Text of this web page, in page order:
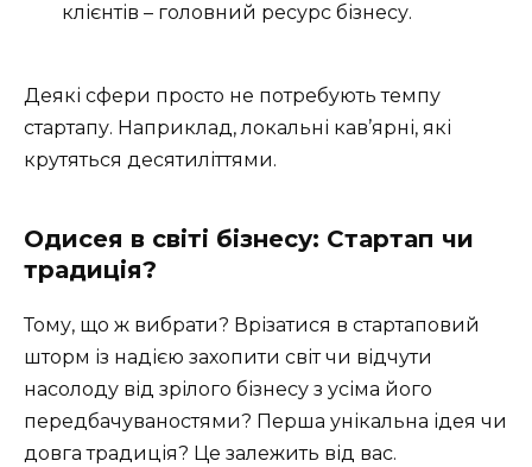
клієнтів – головний ресурс бізнесу.
Деякі сфери просто не потребують темпу
стартапу. Наприклад, локальні кав’ярні, які
крутяться десятиліттями.
Одисея в світі бізнесу: Стартап чи
традиція?
Тому, що ж вибрати? Врізатися в стартаповий
шторм із надією захопити світ чи відчути
насолоду від зрілого бізнесу з усіма його
передбачуваностями? Перша унікальна ідея чи
довга традиція? Це залежить від вас.